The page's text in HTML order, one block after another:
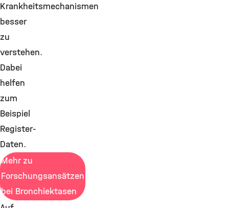
Krankheitsmechanismen
besser
zu
verstehen.
Dabei
helfen
zum
Beispiel
Register-
Daten.
Mehr zu
Forschungsansätzen
bei Bronchiektasen